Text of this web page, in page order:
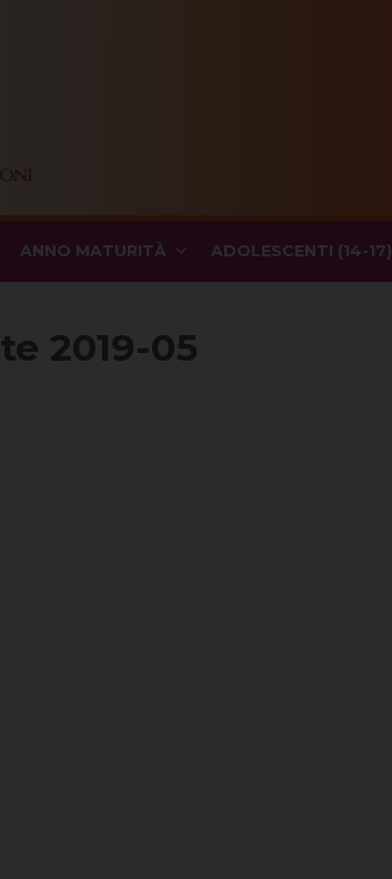
ANNO MATURITÀ ADOLESCENTI (14-17)
2019-05